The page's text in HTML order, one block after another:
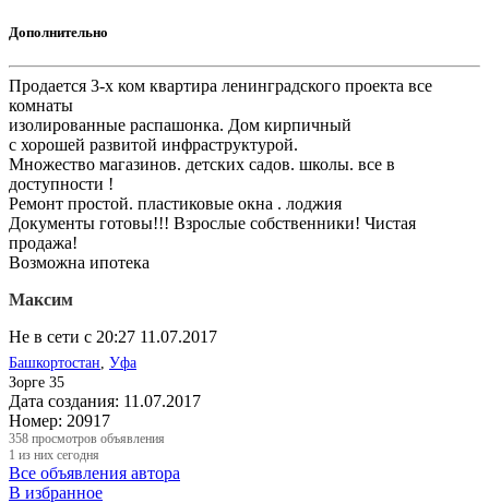
Дополнительно
Продается 3-х ком квартира ленинградского проекта все
комнаты
изолированные распашонка. Дом кирпичный
с хорошей развитой инфраструктурой.
Множество магазинов. детских садов. школы. все в
доступности !
Ремонт простой. пластиковые окна . лоджия
Документы готовы!!! Взрослые собственники! Чистая
продажа!
Возможна ипотека
Максим
Не в сети с 20:27 11.07.2017
Башкортостан Уфа
Зорге 35
Дата создания: 11.07.2017
Номер: 20917
358 просмотров объявления
1 из них сегодня
Все объявления автора
В избранное